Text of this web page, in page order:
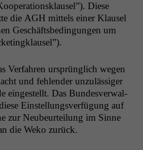
Diese
die AGH mit­tels ein­er Klausel
Geschäfts­be­din­gun­gen um
Ver­fahren ursprünglich wegen
und fehlen­der unzuläs­siger
eingestellt. Das Bun­desver­wal­
Ein­stel­lungsver­fü­gung auf
zur Neubeurteilung im Sinne
die Weko zurück.